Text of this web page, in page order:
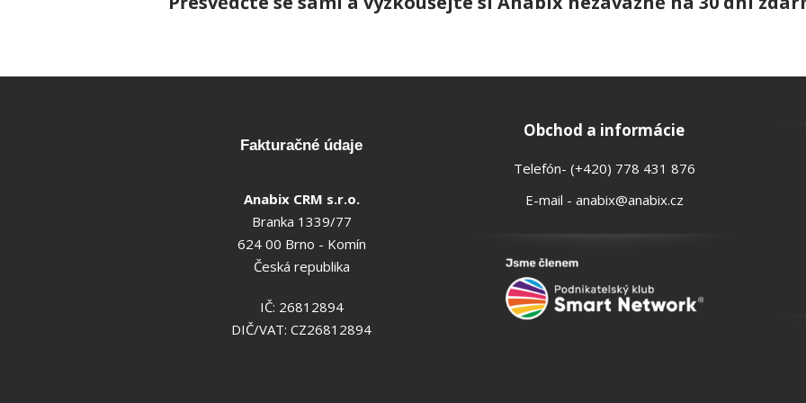
Fakturačné údaje
Anabix CRM s.r.o.
Branka 1339/77
624 00 Brno - Komín
Česká republika
IČ: 26812894
DIČ/VAT: CZ26812894
Obchod a informácie
Telefón- (+420) 778 431 876
E-mail - anabix@anabix.cz